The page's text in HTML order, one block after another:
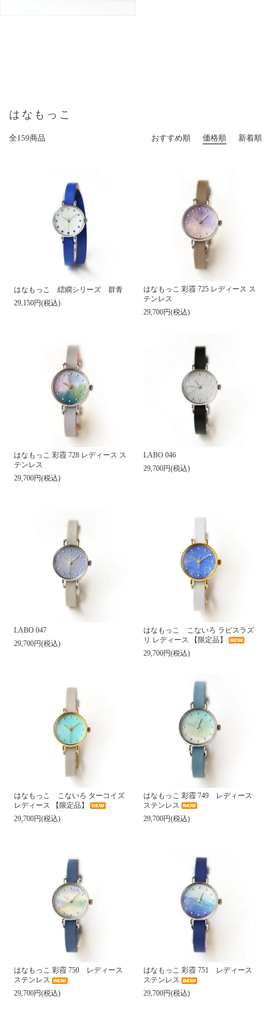
はなもっこ
全159商品 おすすめ順 価格順 新着順
はなもっこ 繧繝シリーズ 群青
29,150円(税込)
はなもっこ 彩霞 725 レディース ス
テンレス
29,700円(税込)
はなもっこ 彩霞 728 レディース ス
テンレス
29,700円(税込)
LABO 046
29,700円(税込)
LABO 047
29,700円(税込)
はなもっこ こないろ ラピスラズ
リ レディース 【限定品】
29,700円(税込)
はなもっこ こないろ ターコイズ
レディース 【限定品】
29,700円(税込)
はなもっこ 彩霞 749 レディース
ステンレス
29,700円(税込)
はなもっこ 彩霞 750 レディース
ステンレス
29,700円(税込)
はなもっこ 彩霞 751 レディース
ステンレス
29,700円(税込)